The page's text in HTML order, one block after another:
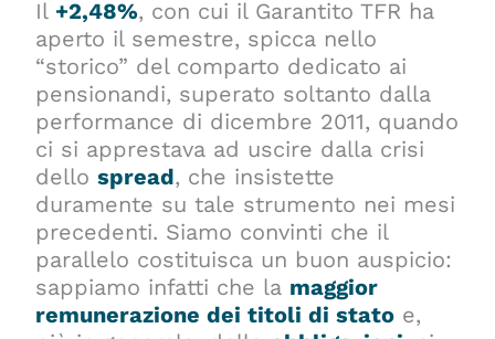
Il +2,48%, con cui il Garantito TFR ha
aperto il semestre, spicca nello
“storico” del comparto dedicato ai
pensionandi, superato soltanto dalla
performance di dicembre 2011, quando
ci si apprestava ad uscire dalla crisi
dellospread, che insistette
duramente su tale strumento nei mesi
precedenti. Siamo convinti che il
parallelo costituisca un buon auspicio:
sappiamo infatti che la maggior
remunerazione dei titoli di stato e,